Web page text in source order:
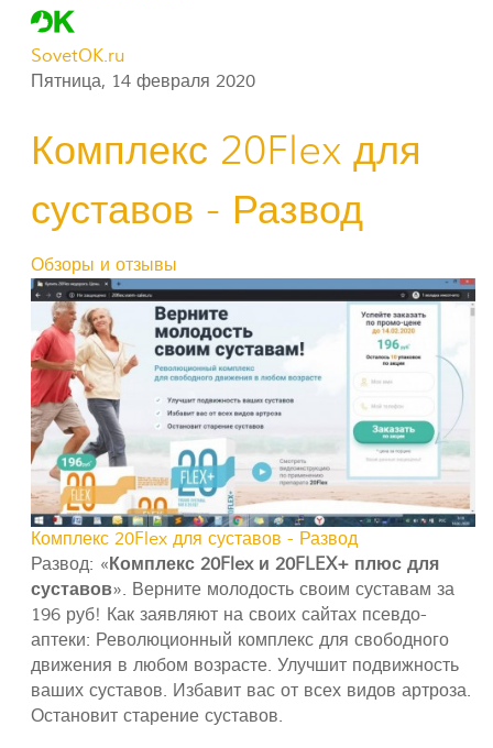
SovetOK.ru
Пятница, 14 февраля 2020
Комплекс 20Flex для
суставов - Развод
Обзоры и отзывы
Комплекс 20Flex для суставов - Развод
Развод: «Комплекс 20Flex и 20FLEX+ плюс для
суставов». Верните молодость своим суставам за
196 руб! Как заявляют на своих сайтах псевдо-
аптеки: Революционный комплекс для свободного
движения в любом возрасте. Улучшит подвижность
ваших суставов. Избавит вас от всех видов артроза.
Остановит старение суставов.